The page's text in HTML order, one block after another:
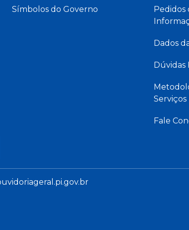
Símbolos do Governo
Pedidos
Dados
Fale